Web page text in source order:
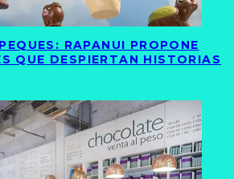
RAPANUI PROPONE
QUE DESPIERTAN HISTORIAS